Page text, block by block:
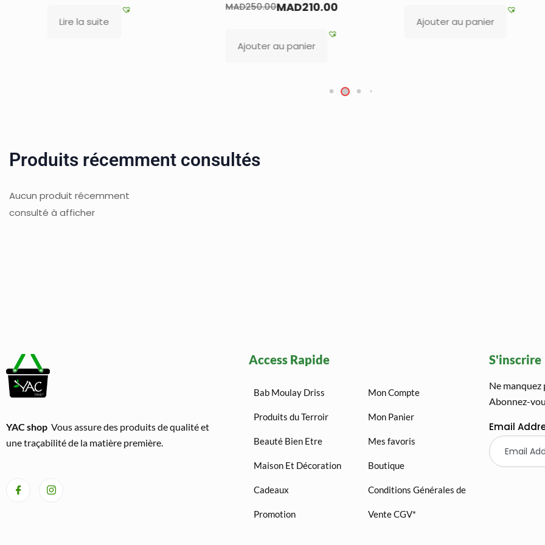
210.00
Produits récemment consultés
Aucun produit récemment
consulté à afficher
YAC shop Vous assure des produits de qualité et
une traçabilité de la matière première.
Access Rapide
Bab Moulay Driss
Produits du Terroir
Beauté Bien Etre
Maison Et Décoration
Cadeaux
Promotion
Mon Compte
Mon Panier
Mes favoris
Boutique
Conditions Générales de
Vente CGV*
S'inscrire
Ne manquez
Abonnez-
Email